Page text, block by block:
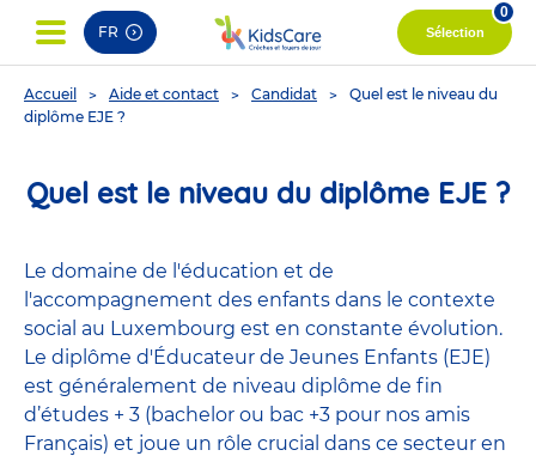
FR Sélection
0
You
are
Accueil Aide et contact Candidat
Quel est le niveau du
diplôme EJE ?
Quel est le niveau du diplôme EJE ?
Le domaine de l'éducation et de
l'accompagnement des enfants dans le contexte
social au Luxembourg est en constante évolution.
Le diplôme d'Éducateur de Jeunes Enfants (EJE)
est généralement de niveau diplôme de fin
d’études + 3 (bachelor ou bac +3 pour nos amis
Français) et joue un rôle crucial dans ce secteur en